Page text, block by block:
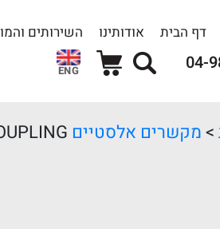
דף הבית אודותינו השירותים
04-
ENG
>מקשרים אלסטיים Samiflex